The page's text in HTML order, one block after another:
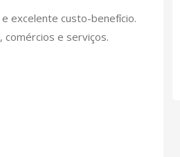
excelente custo-benefício.
comércios e serviços.